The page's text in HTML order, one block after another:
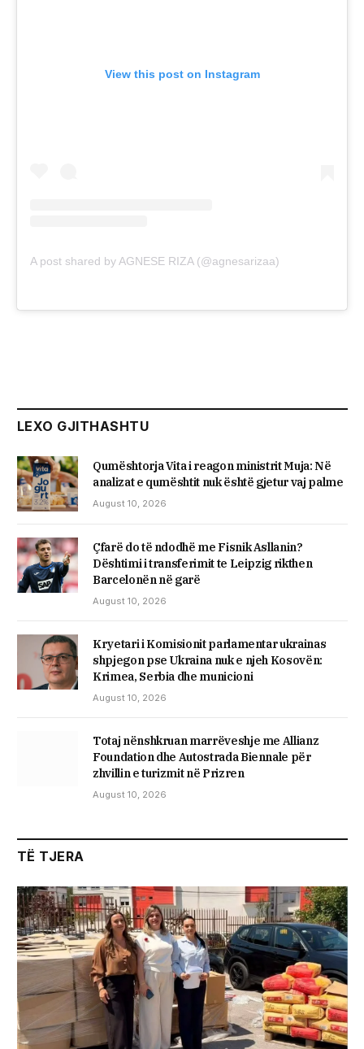
View this post on Instagram
A post shared by AGNESE RIZA (@agnesarizaa)
LEXO GJITHASHTU
Qumështorja Vita i reagon ministrit Muja: Në
analizat e qumështit nuk është gjetur vaj palme
August 10, 2026
Çfarë do të ndodhë me Fisnik Asllanin?
Dështimi i transferimit te Leipzig rikthen
Barcelonën në garë
August 10, 2026
Kryetari i Komisionit parlamentar ukrainas
shpjegon pse Ukraina nuk e njeh Kosovën:
Krimea, Serbia dhe municioni
August 10, 2026
Totaj nënshkruan marrëveshje me Allianz
Foundation dhe Autostrada Biennale për
zhvillin e turizmit në Prizren
August 10, 2026
TË TJERA